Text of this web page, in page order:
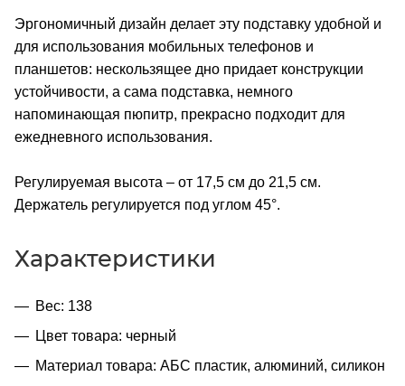
Эргономичный дизайн делает эту подставку удобной и
для использования мобильных телефонов и
планшетов: нескользящее дно придает конструкции
устойчивости, а сама подставка, немного
напоминающая пюпитр, прекрасно подходит для
ежедневного использования.
Регулируемая высота – от 17,5 см до 21,5 см.
Держатель регулируется под углом 45°.
Характеристики
Вес: 138
Цвет товара: черный
Материал товара: АБС пластик, алюминий, силикон